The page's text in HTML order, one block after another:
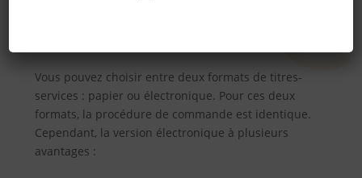
Vous pouvez choisir entre deux formats de titres-
services : papier ou électronique. Pour ces deux
formats, la procédure de commande est identique.
Cependant, la version électronique à plusieurs
avantages :